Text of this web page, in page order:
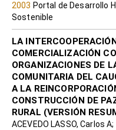
2003 Portal de Desarrollo
Sostenible
LA
COMERCIALIZACIÓN
ORGANIZACIONES DE
COMUNITARIA DEL
A LA
CONSTRUCCIÓN DE
RURAL (VERSIÓN
ACEVEDO LASSO, Carlos A;